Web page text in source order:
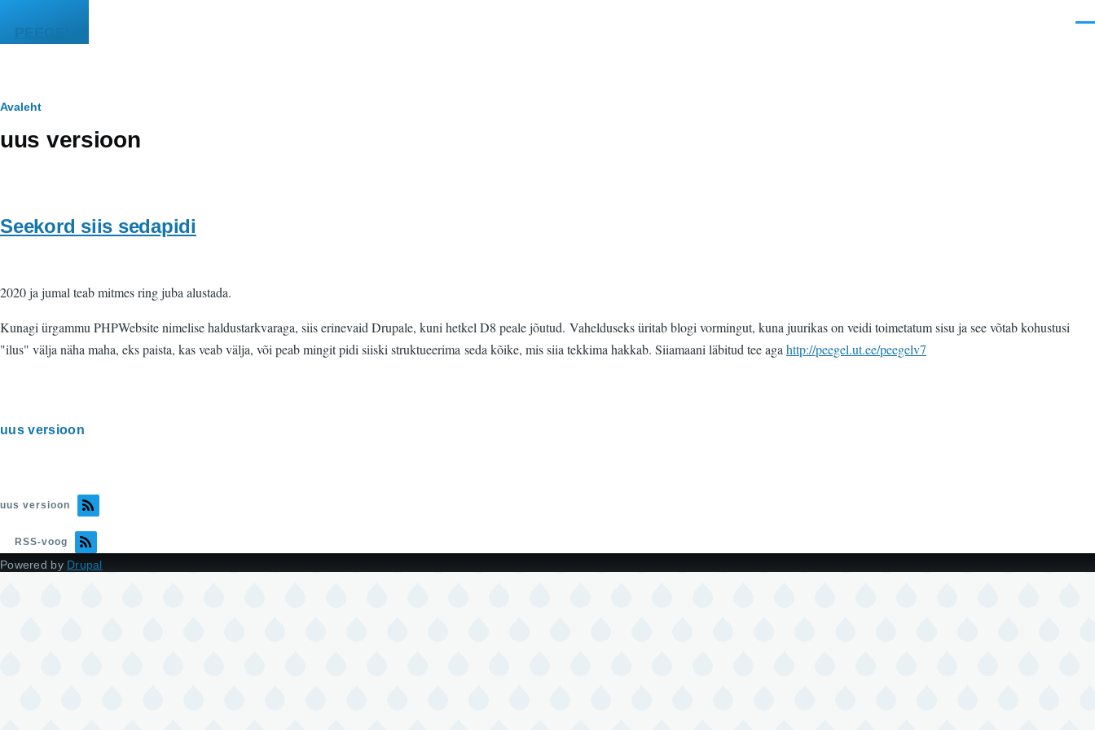
PEEGEL
Leivapuru
Avaleht
uus versioon
Seekord siis sedapidi
2020 ja jumal teab mitmes ring juba alustada.
Kunagi ürgammu PHPWebsite nimelise haldustarkvaraga, siis erinevaid Drupale, kuni hetkel D8 peale jõutud. Vahelduseks üritab blogi vormingut, kuna juurikas on veidi toimetatum sisu ja see võtab kohustusi
"ilus" välja näha maha, eks paista, kas veab välja, või peab mingit pidi siiski struktueerima seda kõike, mis siia tekkima hakkab. Siiamaani läbitud tee aga http://peegel.ut.ee/peegelv7
uus versioon
uus versioon
RSS-voog
Powered by Drupal